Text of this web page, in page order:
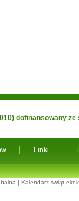
Linki
dofinansowany
| Kalendarz świąt